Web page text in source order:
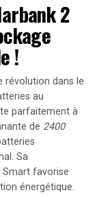
Clayton
un
de l’épaule.
revenir
des
Yamamoto
sans
à une
il était l’un
lorsqu’il
2
!
révolution dans le
au
parfaitement à
de 2400
Sa
Smart favorise
énergétique.